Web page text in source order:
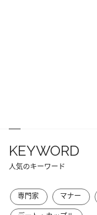
KEYWORD
人気のキーワード
専門家 マナー